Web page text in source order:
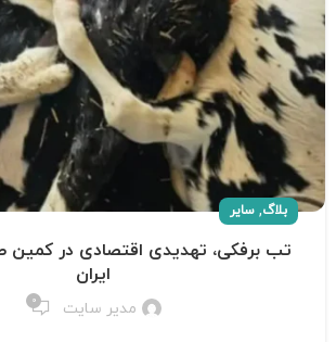
بلاگ, سایر
تب برفکی، تهدیدی اقتصادی در کمین
ایران
مدیر سایت 0